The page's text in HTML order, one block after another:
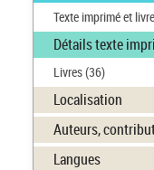
Texte imprimé et
Détails texte
Livres(36)
Localisation
Auteurs,
Langues